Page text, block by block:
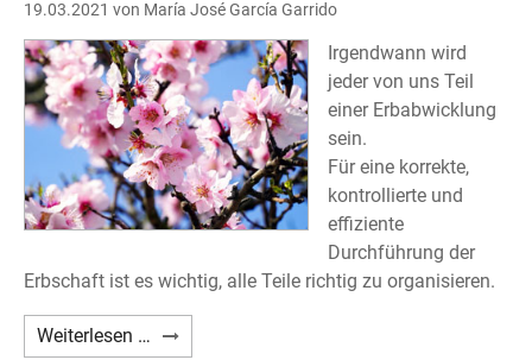
19.03.2021 von María José García Garrido
Irgendwann wird
jeder von uns Teil
einer Erbabwicklung
sein.
Für eine korrekte,
kontrollierte und
effiziente
Durchführung der
Erbschaft ist es wichtig, alle Teile richtig zu organisieren.
Weiterlesen … Abwicklungen